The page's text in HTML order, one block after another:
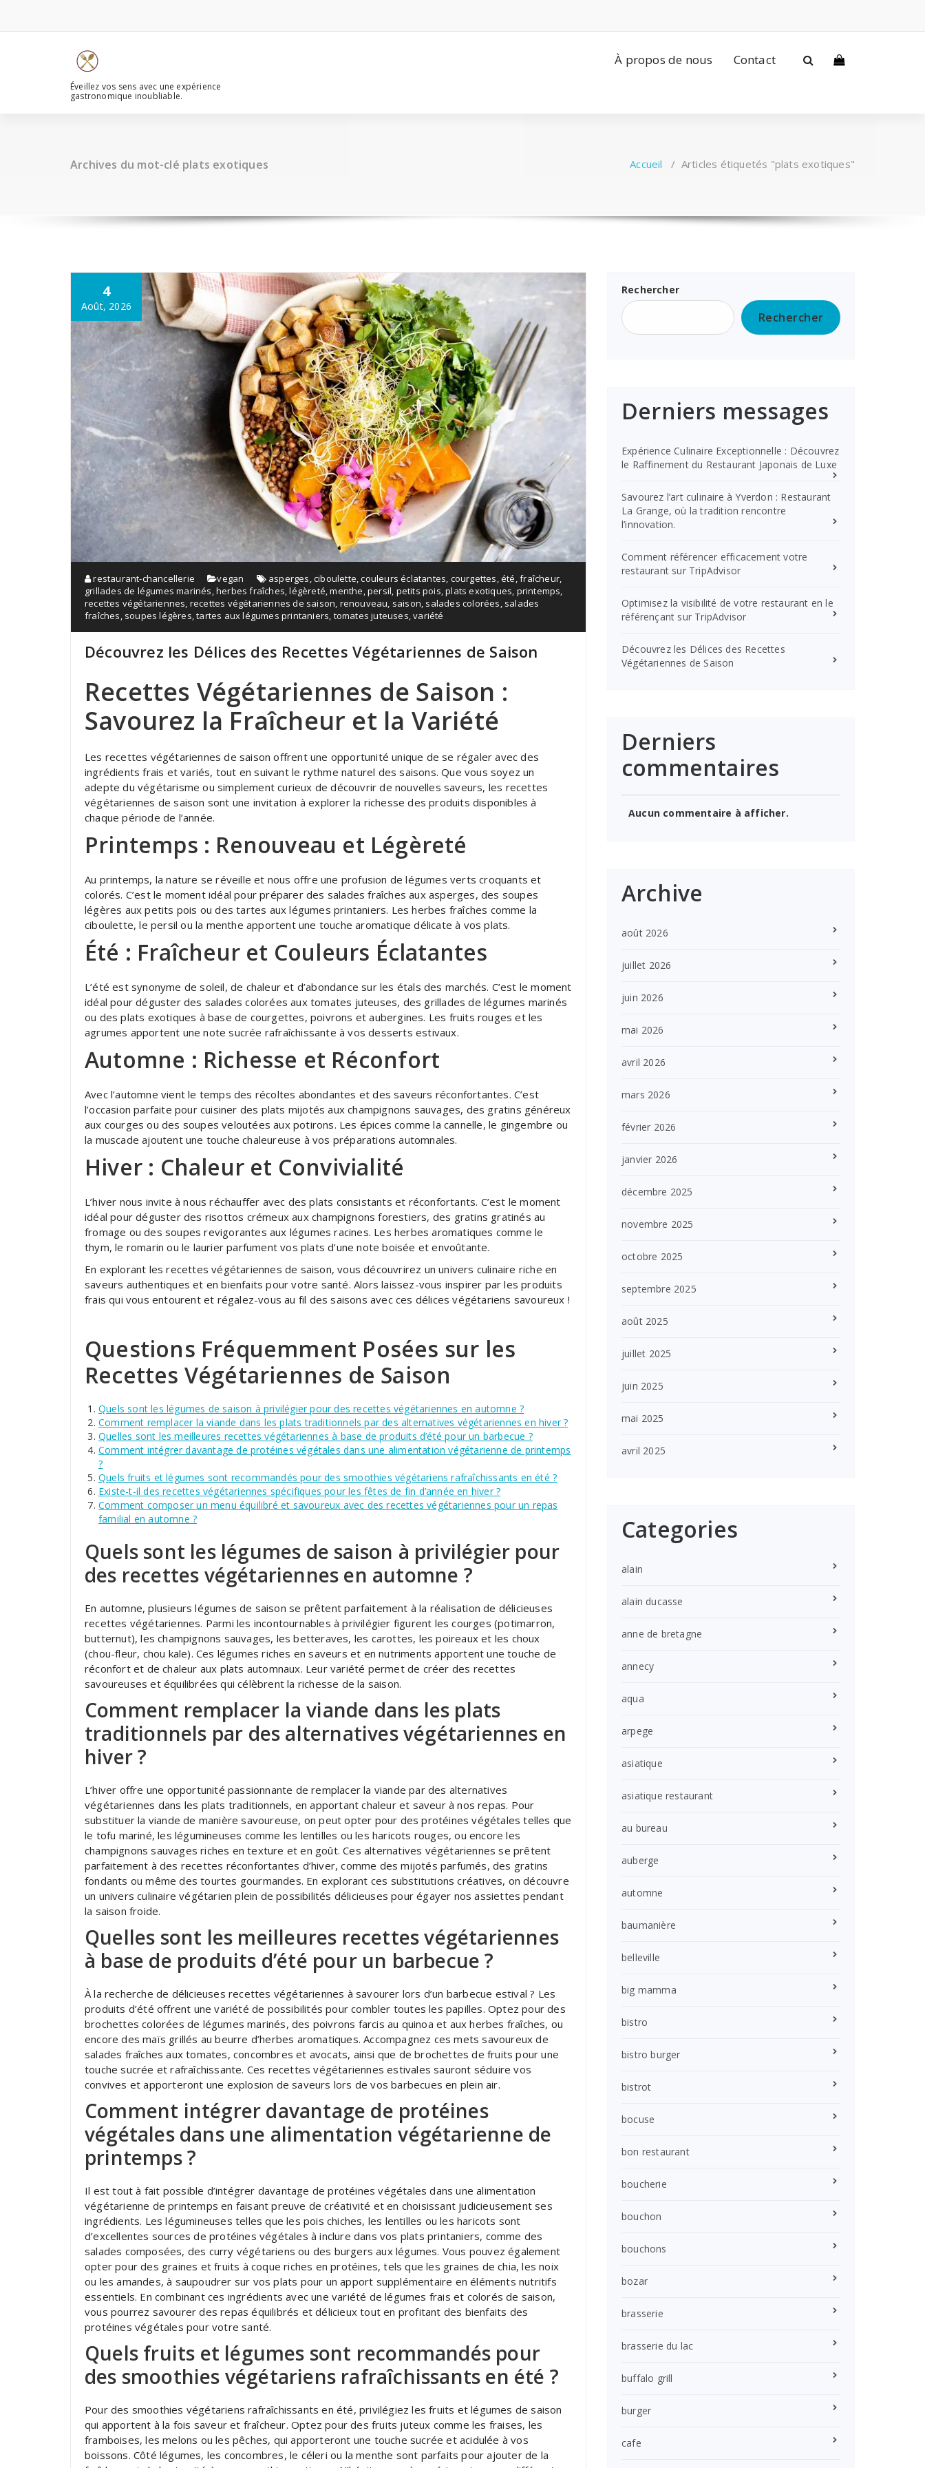
contenu
Éveillez vos sens avec une expérience
gastronomique inoubliable.
À propos de nous Contact
Archives du mot-clé plats exotiques Accueil / Articles étiquetés "plats exotiques"
4
Août, 2026
restaurant-chancellerie vegan asperges,ciboulette,couleurs éclatantes, courgettes,été,fraîcheur,
grillades de légumes marinés,herbes fraîches,légèreté,menthe,persil, petits pois,plats exotiques, printemps,
recettes végétariennes, recettes végétariennes de saison, renouveau, saison, salades colorées, salades
fraîches, soupes légères,tartes aux légumes printaniers, tomates juteuses,variété
Découvrez les Délices des Recettes Végétariennes de Saison
Recettes Végétariennes de Saison :
Savourez la Fraîcheur et la Variété
Les recettes végétariennes de saison offrent une opportunité unique de se régaler avec des
ingrédients frais et variés, tout en suivant le rythme naturel des saisons. Que vous soyez un
adepte du végétarisme ou simplement curieux de découvrir de nouvelles saveurs, les recettes
végétariennes de saison sont une invitation à explorer la richesse des produits disponibles à
chaque période de l’année.
Printemps : Renouveau et Légèreté
Au printemps, la nature se réveille et nous offre une profusion de légumes verts croquants et
colorés. C’est le moment idéal pour préparer des salades fraîches aux asperges, des soupes
légères aux petits pois ou des tartes aux légumes printaniers. Les herbes fraîches comme la
ciboulette, le persil ou la menthe apportent une touche aromatique délicate à vos plats.
Été : Fraîcheur et Couleurs Éclatantes
L’été est synonyme de soleil, de chaleur et d’abondance sur les étals des marchés. C’est le moment
idéal pour déguster des salades colorées aux tomates juteuses, des grillades de légumes marinés
ou des plats exotiques à base de courgettes, poivrons et aubergines. Les fruits rouges et les
agrumes apportent une note sucrée rafraîchissante à vos desserts estivaux.
Automne : Richesse et Réconfort
Avec l’automne vient le temps des récoltes abondantes et des saveurs réconfortantes. C’est
l’occasion parfaite pour cuisiner des plats mijotés aux champignons sauvages, des gratins généreux
aux courges ou des soupes veloutées aux potirons. Les épices comme la cannelle, le gingembre ou
la muscade ajoutent une touche chaleureuse à vos préparations automnales.
Hiver : Chaleur et Convivialité
L’hiver nous invite à nous réchauffer avec des plats consistants et réconfortants. C’est le moment
idéal pour déguster des risottos crémeux aux champignons forestiers, des gratins gratinés au
fromage ou des soupes revigorantes aux légumes racines. Les herbes aromatiques comme le
thym, le romarin ou le laurier parfument vos plats d’une note boisée et envoûtante.
En explorant les recettes végétariennes de saison, vous découvrirez un univers culinaire riche en
saveurs authentiques et en bienfaits pour votre santé. Alors laissez-vous inspirer par les produits
frais qui vous entourent et régalez-vous au fil des saisons avec ces délices végétariens savoureux !
Questions Fréquemment Posées sur les
Recettes Végétariennes de Saison
Quels sont les légumes de saison à privilégier pour des recettes végétariennes en automne ?
Comment remplacer la viande dans les plats traditionnels par des alternatives végétariennes en hiver ?
Quelles sont les meilleures recettes végétariennes à base de produits d’été pour un barbecue ?
Comment intégrer davantage de protéines végétales dans une alimentation végétarienne de printemps
?
Quels fruits et légumes sont recommandés pour des smoothies végétariens rafraîchissants en été ?
Existe-t-il des recettes végétariennes spécifiques pour les fêtes de fin d’année en hiver ?
Comment composer un menu équilibré et savoureux avec des recettes végétariennes pour un repas
familial en automne ?
Quels sont les légumes de saison à privilégier pour
des recettes végétariennes en automne ?
En automne, plusieurs légumes de saison se prêtent parfaitement à la réalisation de délicieuses
recettes végétariennes. Parmi les incontournables à privilégier figurent les courges (potimarron,
butternut), les champignons sauvages, les betteraves, les carottes, les poireaux et les choux
(chou-fleur, chou kale). Ces légumes riches en saveurs et en nutriments apportent une touche de
réconfort et de chaleur aux plats automnaux. Leur variété permet de créer des recettes
savoureuses et équilibrées qui célèbrent la richesse de la saison.
Comment remplacer la viande dans les plats
traditionnels par des alternatives végétariennes en
hiver ?
L’hiver offre une opportunité passionnante de remplacer la viande par des alternatives
végétariennes dans les plats traditionnels, en apportant chaleur et saveur à nos repas. Pour
substituer la viande de manière savoureuse, on peut opter pour des protéines végétales telles que
le tofu mariné, les légumineuses comme les lentilles ou les haricots rouges, ou encore les
champignons sauvages riches en texture et en goût. Ces alternatives végétariennes se prêtent
parfaitement à des recettes réconfortantes d’hiver, comme des mijotés parfumés, des gratins
fondants ou même des tourtes gourmandes. En explorant ces substitutions créatives, on découvre
un univers culinaire végétarien plein de possibilités délicieuses pour égayer nos assiettes pendant
la saison froide.
Quelles sont les meilleures recettes végétariennes
à base de produits d’été pour un barbecue ?
À la recherche de délicieuses recettes végétariennes à savourer lors d’un barbecue estival ? Les
produits d’été offrent une variété de possibilités pour combler toutes les papilles. Optez pour des
brochettes colorées de légumes marinés, des poivrons farcis au quinoa et aux herbes fraîches, ou
encore des maïs grillés au beurre d’herbes aromatiques. Accompagnez ces mets savoureux de
salades fraîches aux tomates, concombres et avocats, ainsi que de brochettes de fruits pour une
touche sucrée et rafraîchissante. Ces recettes végétariennes estivales sauront séduire vos
convives et apporteront une explosion de saveurs lors de vos barbecues en plein air.
Comment intégrer davantage de protéines
végétales dans une alimentation végétarienne de
printemps ?
Il est tout à fait possible d’intégrer davantage de protéines végétales dans une alimentation
végétarienne de printemps en faisant preuve de créativité et en choisissant judicieusement ses
ingrédients. Les légumineuses telles que les pois chiches, les lentilles ou les haricots sont
d’excellentes sources de protéines végétales à inclure dans vos plats printaniers, comme des
salades composées, des curry végétariens ou des burgers aux légumes. Vous pouvez également
opter pour des graines et fruits à coque riches en protéines, tels que les graines de chia, les noix
ou les amandes, à saupoudrer sur vos plats pour un apport supplémentaire en éléments nutritifs
essentiels. En combinant ces ingrédients avec une variété de légumes frais et colorés de saison,
vous pourrez savourer des repas équilibrés et délicieux tout en profitant des bienfaits des
protéines végétales pour votre santé.
Quels fruits et légumes sont recommandés pour
des smoothies végétariens rafraîchissants en été ?
Pour des smoothies végétariens rafraîchissants en été, privilégiez les fruits et légumes de saison
qui apportent à la fois saveur et fraîcheur. Optez pour des fruits juteux comme les fraises, les
framboises, les melons ou les pêches, qui apporteront une touche sucrée et acidulée à vos
boissons. Côté légumes, les concombres, le céleri ou la menthe sont parfaits pour ajouter de la
Rechercher
Rechercher
Derniers messages
Expérience Culinaire Exceptionnelle : Découvrez
le Raffinement du Restaurant Japonais de Luxe
Savourez l’art culinaire à Yverdon : Restaurant
La Grange, où la tradition rencontre
l’innovation.
Comment référencer efficacement votre
restaurant sur TripAdvisor
Optimisez la visibilité de votre restaurant en le
référençant sur TripAdvisor
Découvrez les Délices des Recettes
Végétariennes de Saison
Derniers
commentaires
Aucun commentaire à afficher.
Archive
août 2026
juillet 2026
juin 2026
mai 2026
avril 2026
mars 2026
février 2026
janvier 2026
décembre 2025
novembre 2025
octobre 2025
septembre 2025
août 2025
juillet 2025
juin 2025
mai 2025
avril 2025
Categories
alain
alain ducasse
anne de bretagne
annecy
aqua
arpege
asiatique
asiatique restaurant
au bureau
auberge
automne
baumanière
belleville
big mamma
bistro
bistro burger
bistrot
bocuse
bon restaurant
boucherie
bouchon
bouchons
bozar
brasserie
brasserie du lac
buffalo grill
burger
cafe